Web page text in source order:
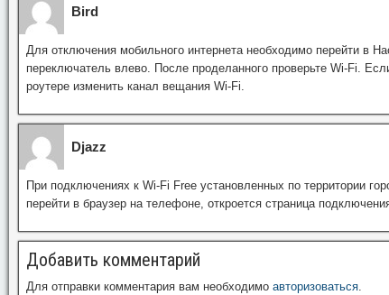
Bird
Для отключения мобильного интернета необходимо перейти в
переключатель влево. После проделанного проверьте Wi-Fi.
роутере изменить канал вещания Wi-Fi.
Djazz
При подключениях к Wi-Fi Free установленных по территории
перейти в браузер на телефоне, откроется страница
Добавить комментарий
Для отправки комментария вам необходимо авторизоваться.